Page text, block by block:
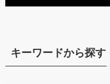
キーワードから探す